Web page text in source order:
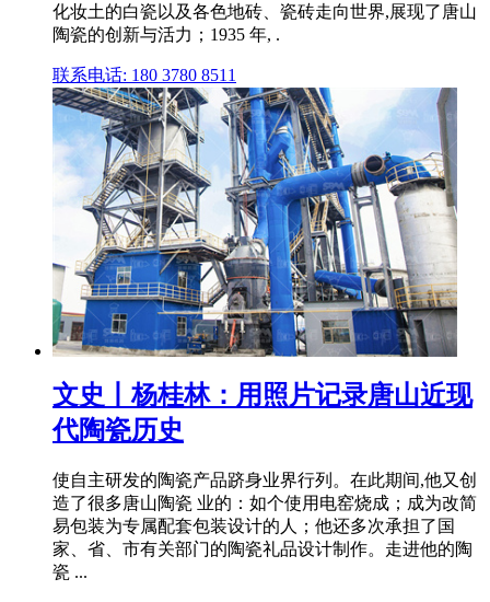
化妆土的白瓷以及各色地砖、瓷砖走向世界,展现了唐山
陶瓷的创新与活力；1935 年, .
联系电话: 180 3780 8511
文史丨杨桂林：用照片记录唐山近现
代陶瓷历史
使自主研发的陶瓷产品跻身业界行列。在此期间,他又创
造了很多唐山陶瓷 业的：如个使用电窑烧成；成为改简
易包装为专属配套包装设计的人；他还多次承担了国
家、省、市有关部门的陶瓷礼品设计制作。走进他的陶
瓷 ...